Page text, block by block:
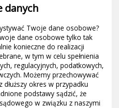
danych
Twoje dane osobowe?
dane osobowe tylko tak
konieczne do realizacji
w tym w celu spełnienia
regulacyjnych, podatkowych,
Możemy przechowywać
okres w przypadku
podstawy sądzić, że
w związku z naszymi